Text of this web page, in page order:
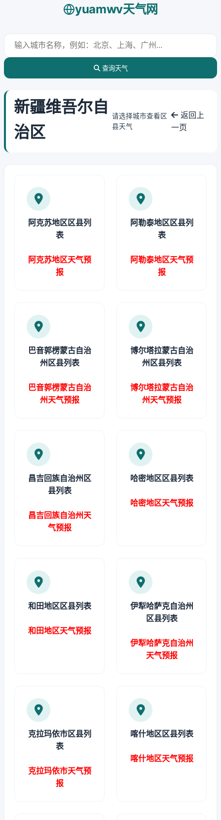
yuamwv天气网
查询天气
新疆维吾尔自
治区
请选择城市查看区
县天气
返回上
一页
阿克苏地区区县列
表
阿克苏地区天气预
报
阿勒泰地区区县列
表
阿勒泰地区天气预
报
巴音郭楞蒙古自治
州区县列表
巴音郭楞蒙古自治
州天气预报
博尔塔拉蒙古自治
州区县列表
博尔塔拉蒙古自治
州天气预报
昌吉回族自治州区
县列表
昌吉回族自治州天
气预报
哈密地区区县列表
哈密地区天气预报
和田地区区县列表
和田地区天气预报
伊犁哈萨克自治州
区县列表
伊犁哈萨克自治州
天气预报
克拉玛依市区县列
表
克拉玛依市天气预
报
喀什地区区县列表
喀什地区天气预报